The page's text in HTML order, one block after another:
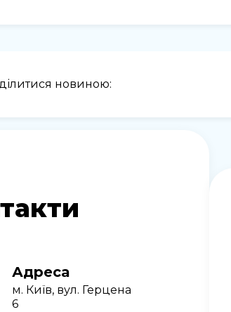
новиною:
Адреса
м. Київ, вул. Герцена
6